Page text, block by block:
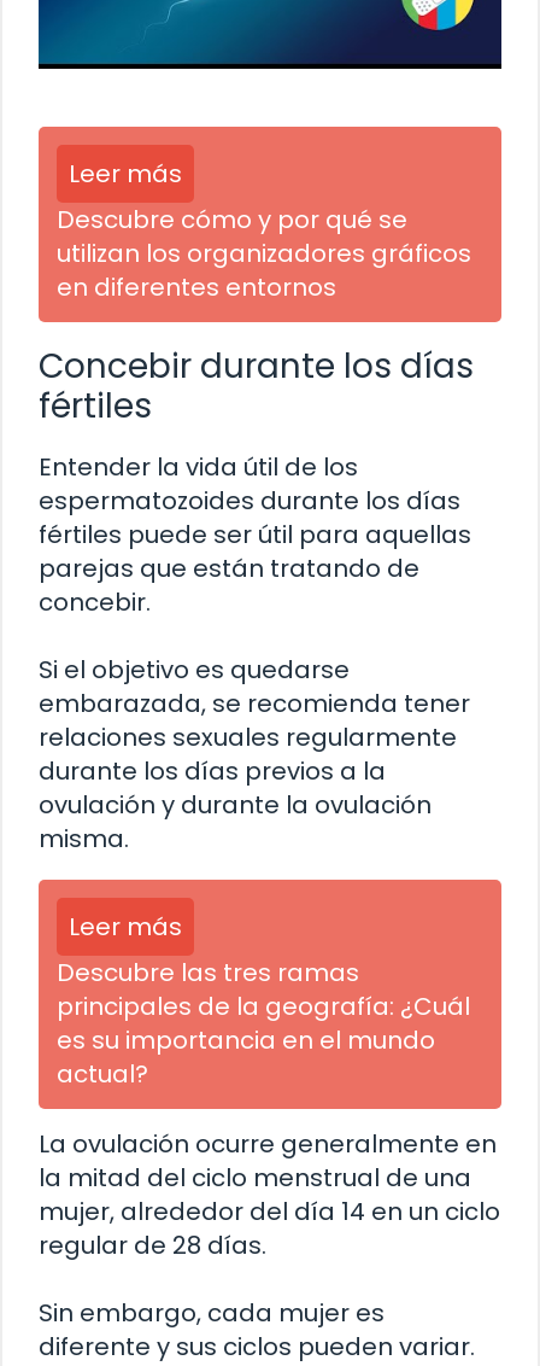
Leer más
Descubre cómo y por qué se
utilizan los organizadores gráficos
en diferentes entornos
Concebir durante los días
fértiles
Entender la vida útil de los
espermatozoides durante los días
fértiles puede ser útil para aquellas
parejas que están tratando de
concebir.
Si el objetivo es quedarse
embarazada, se recomienda tener
relaciones sexuales regularmente
durante los días previos a la
ovulación y durante la ovulación
misma.
Leer más
Descubre las tres ramas
principales de la geografía: ¿Cuál
es su importancia en el mundo
actual?
La ovulación ocurre generalmente en
la mitad del ciclo menstrual de una
mujer, alrededor del día 14 en un ciclo
regular de 28 días.
Sin embargo, cada mujer es
diferente y sus ciclos pueden variar.